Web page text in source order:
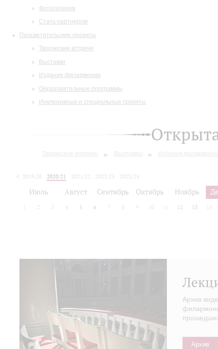
Фотогалерея
Стать партнером
Просветительские проекты
Творческие встречи
Выставки
Издания филармонии
Образовательные программы
Инклюзивные и специальные проекты
Творческие встречи Выставки Издания
2019/20 2020/21 2021/22 2022/23
2023/24
Июль Август Сентябрь Октябрь Ноябрь
2 3 4 5 6 7 8 9 10 12 13 14
Архив
Архив